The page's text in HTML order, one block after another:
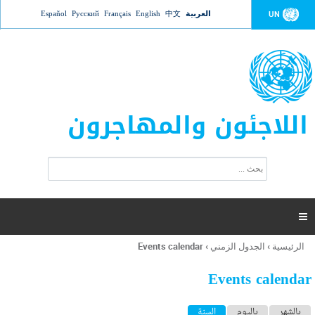
Jump to navigation UN العربية 中文
English
Français
Русский
Español
اللاجئون والمهاجرون
ت
ر
ل
ح
ب

أنت
هنا
الرئيسية › الجدول الزمني ›
Events calendar
Events calendar